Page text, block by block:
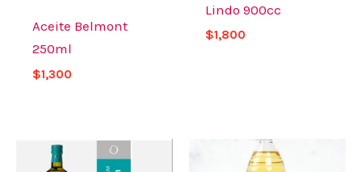
Aceite Belmont
250ml
$1,300
Lindo 900cc
$1,800